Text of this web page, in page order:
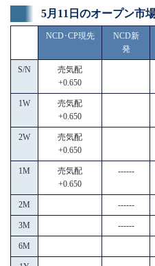
5月11日のオープン市
NCD･CP現先
NCD新
発
S/N
売気配
+0.650
1W
売気配
+0.650
2W
売気配
+0.650
1M
売気配
+0.650
------
2M ------
3M ------
6M